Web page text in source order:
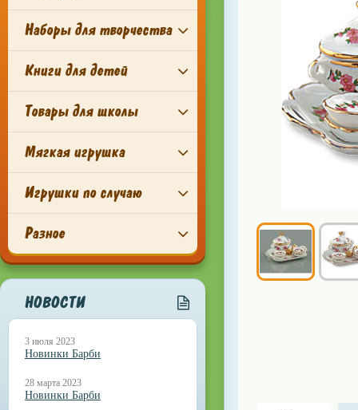
Наборы для творчества
Книги для детей
Товары для школы
Мягкая игрушка
Игрушки по случаю
Разное
НОВОСТИ
3 июля 2023
Новинки Барби
28 марта 2023
Новинки Барби